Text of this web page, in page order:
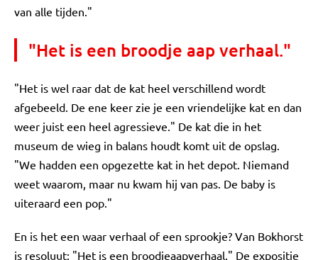
van alle tijden."
"Het is een broodje aap verhaal."
"Het is wel raar dat de kat heel verschillend wordt
afgebeeld. De ene keer zie je een vriendelijke kat en dan
weer juist een heel agressieve." De kat die in het
museum de wieg in balans houdt komt uit de opslag.
"We hadden een opgezette kat in het depot. Niemand
weet waarom, maar nu kwam hij van pas. De baby is
uiteraard een pop."
En is het een waar verhaal of een sprookje? Van Bokhorst
is resoluut: "Het is een broodjeaapverhaal." De expositie